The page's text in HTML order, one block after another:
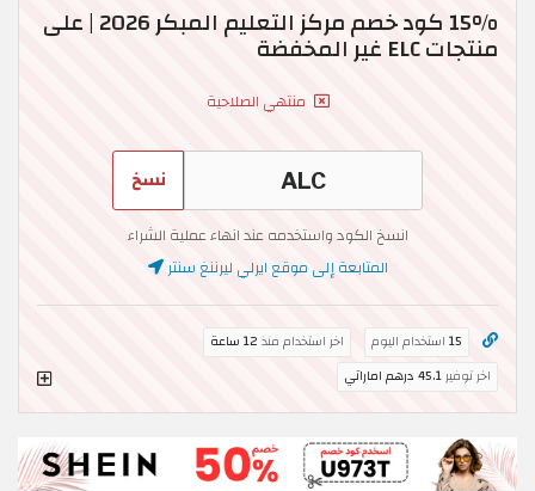
15% كود خصم مركز التعليم المبكر 2026 | على
منتجات ELC غير المخفضة
منتهي الصلاحية
نسخ
انسخ الكود واستخدمه عند انهاء عملية الشراء
المتابعة إلى موقع ايرلي ليرننغ سنتر
15 استخدام اليوم اخر استخدام منذ 12 ساعة
اخر توفير45.1 درهم اماراتي